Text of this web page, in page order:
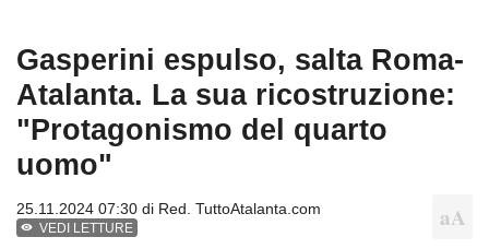
Gasperini espulso, salta Roma-
Atalanta. La sua ricostruzione:
"Protagonismo del quarto
uomo"
25.11.2024 07:30 di Red. TuttoAtalanta.com
VEDI LETTURE